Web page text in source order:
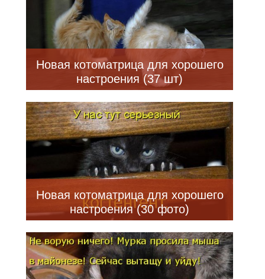
Новая котоматрица для хорошего
настроения (37 шт)
Новая котоматрица для хорошего
настроения (30 фото)